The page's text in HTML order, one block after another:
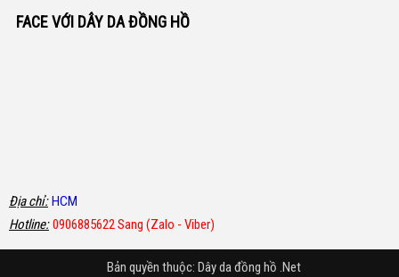
FACE VỚI DÂY DA ĐỒNG HỒ
Địa chỉ: HCM
Hotline: 0906885622 Sang (Zalo - Viber)
Bản quyền thuộc: Dây da đồng hồ .Net